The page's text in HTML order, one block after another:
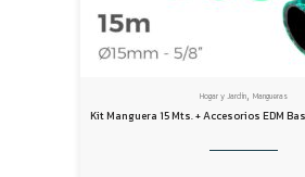
Hogar y Jardín, Mangueras
Kit Manguera 15 Mts. + Accesorios EDM